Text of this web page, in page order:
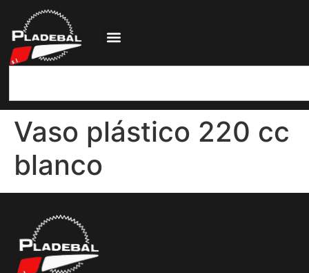
Vaso plástico 220 cc
blanco